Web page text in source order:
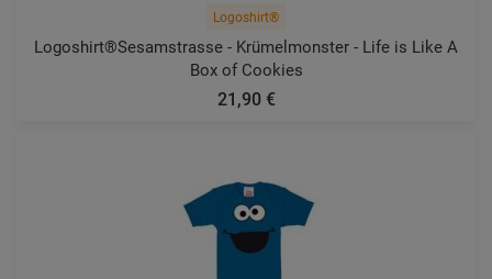
Logoshirt®
Logoshirt®️Sesamstrasse - Krümelmonster - Life is Like A
Box of Cookies
21,90 €